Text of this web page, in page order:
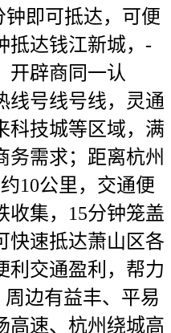
即可抵达，可便
抵达钱江新城，-
开辟商同一认
线号线号线，灵通
科技城等区域，满
务需求；距离杭州
10公里，交通便
收集，15分钟笼盖
快速抵达萧山区各
利交通盈利，帮力
边有益丰、平易
高速、杭州绕城高